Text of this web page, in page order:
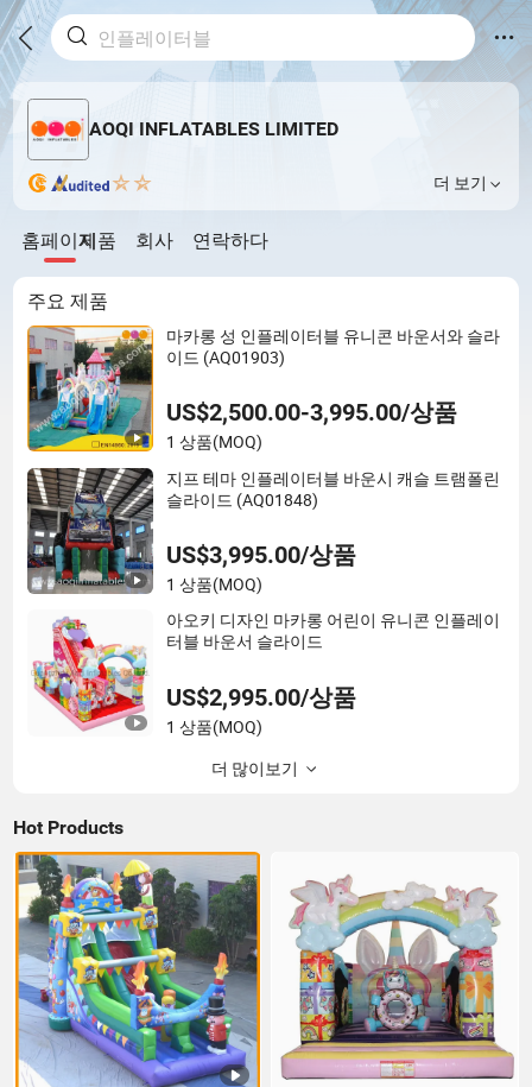
AOQI INFLATABLES LIMITED
더 보기
홈페이지제품 회사 연락하다
주요 제품
마카롱 성 인플레이터블 유니콘 바운서와 슬라
이드 (AQ01903)
US$2,500.00-3,995.00/상품
1 상품(MOQ)
지프 테마 인플레이터블 바운시 캐슬 트램폴린
슬라이드 (AQ01848)
US$3,995.00/상품
1 상품(MOQ)
아오키 디자인 마카롱 어린이 유니콘 인플레이
터블 바운서 슬라이드
US$2,995.00/상품
1 상품(MOQ)
더 많이보기
Hot Products